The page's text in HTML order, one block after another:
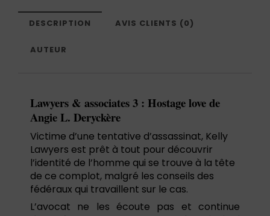
DESCRIPTION AVIS CLIENTS (0)
AUTEUR
Lawyers & associates 3 : Hostage love de
Angie L. Deryckère
Victime d’une tentative d’assassinat, Kelly
Lawyers est prêt à tout pour découvrir
l’identité de l’homme qui se trouve à la tête
de ce complot, malgré les conseils des
fédéraux qui travaillent sur le cas.
L’avocat ne les écoute pas et continue